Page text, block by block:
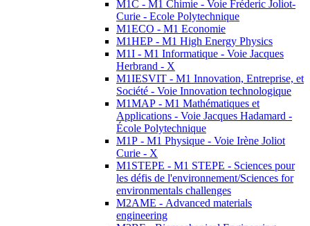
M1C - M1 Chimie - Voie Fréderic Joliot-
Curie - Ecole Polytechnique
M1ECO - M1 Economie
M1HEP - M1 High Energy Physics
M1I - M1 Informatique - Voie Jacques
Herbrand - X
M1IESVIT - M1 Innovation, Entreprise, et
Société - Voie Innovation technologique
M1MAP - M1 Mathématiques et
Applications - Voie Jacques Hadamard -
École Polytechnique
M1P - M1 Physique - Voie Irène Joliot
Curie - X
M1STEPE - M1 STEPE - Sciences pour
les défis de l'environnement/Sciences for
environmentals challenges
M2AME - Advanced materials
engineering